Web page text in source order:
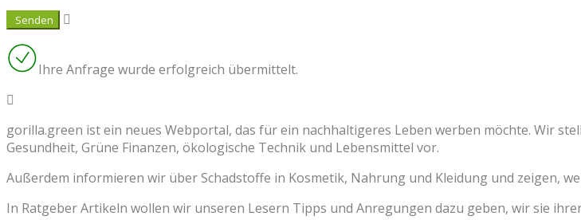
Ihre Anfrage wurde erfolgreich übermittelt.
gorilla.green ist ein neues Webportal, das für ein nachhaltigeres Leben werben möchte. Wir
Gesundheit, Grüne Finanzen, ökologische Technik und Lebensmittel vor.
Außerdem informieren wir über Schadstoffe in Kosmetik, Nahrung und Kleidung und zeigen,
In Ratgeber Artikeln wollen wir unseren Lesern Tipps und Anregungen dazu geben, wir sie